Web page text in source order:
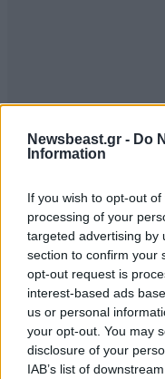
Newsbeast.gr - Do
Information
If you wish to opt-out
processing of your
targeted advertising by
section to confirm your
opt-out request is
interest-based ads
us or personal
your opt-out. You may
disclosure of your
IAB’s list of